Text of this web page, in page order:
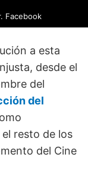
Facebook
a esta
desde el
del
del
resto de los
del Cine